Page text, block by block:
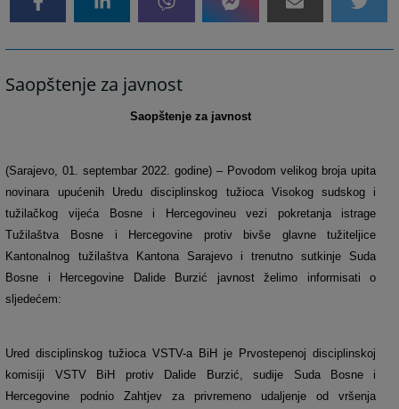
Saopštenje za javnost
Saopštenje za javnost
(Sarajevo, 01. septembar 2022. godine) – Povodom velikog broja upita
novinara upućenih Uredu disciplinskog tužioca Visokog sudskog i
tužilačkog vijeća Bosne i Hercegovineu vezi pokretanja istrage
Tužilaštva Bosne i Hercegovine protiv bivše glavne tužiteljice
Kantonalnog tužilaštva Kantona Sarajevo i trenutno sutkinje Suda
Bosne i Hercegovine Dalide Burzić javnost želimo informisati o
sljedećem:
Ured disciplinskog tužioca VSTV-a BiH je Prvostepenoj disciplinskoj
komisiji VSTV BiH protiv Dalide Burzić, sudije Suda Bosne i
Hercegovine podnio Zahtjev za privremeno udaljenje od vršenja